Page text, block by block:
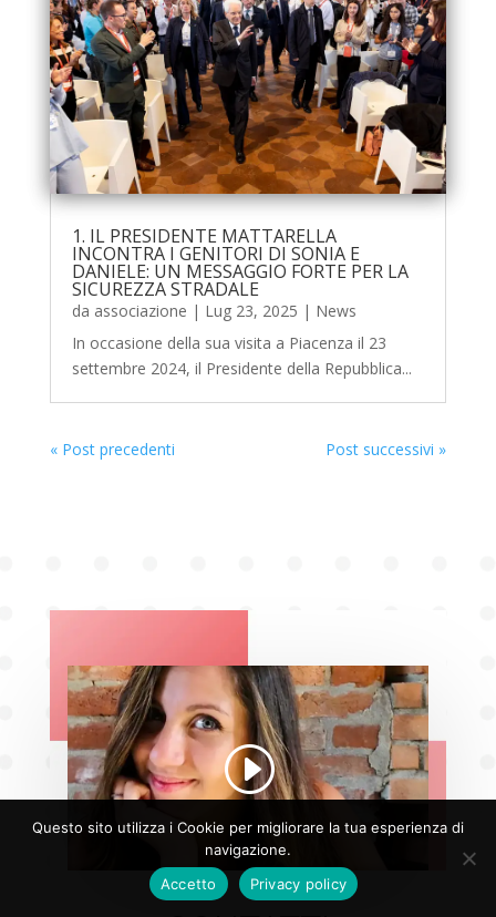
1. IL PRESIDENTE MATTARELLA
INCONTRA I GENITORI DI SONIA E
DANIELE: UN MESSAGGIO FORTE PER LA
SICUREZZA STRADALE
da associazione | Lug 23, 2025 | News
In occasione della sua visita a Piacenza il 23
settembre 2024, il Presidente della Repubblica...
« Post precedenti Post successivi »
Questo sito utilizza i Cookie per migliorare la tua esperienza di
navigazione.
Accetto
Privacy policy